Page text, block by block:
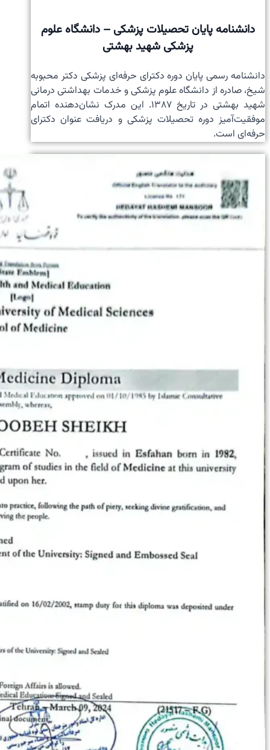
دانشنامه پایان تحصیلات پزشکی – دانشگاه علوم
پزشکی شهید بهشتی
دانشنامه رسمی پایان دوره دکترای حرفه‌ای پزشکی دکتر محبوبه
شیخ، صادره از دانشگاه علوم پزشکی و خدمات بهداشتی درمانی
شهید بهشتی در تاریخ ۱۳۸۷. این مدرک نشان‌دهنده اتمام
موفقیت‌آمیز دوره تحصیلات پزشکی و دریافت عنوان دکترای
حرفه‌ای است.